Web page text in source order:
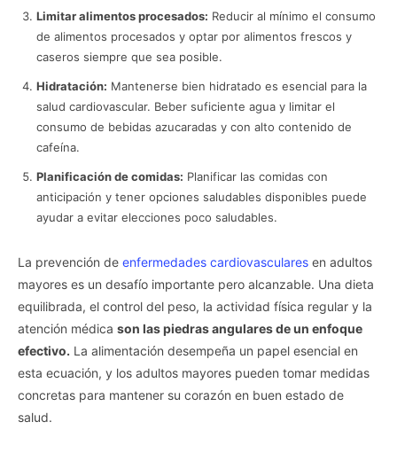
Limitar alimentos procesados: Reducir al mínimo el consumo
de alimentos procesados y optar por alimentos frescos y
caseros siempre que sea posible.
Hidratación: Mantenerse bien hidratado es esencial para la
salud cardiovascular. Beber suficiente agua y limitar el
consumo de bebidas azucaradas y con alto contenido de
cafeína.
Planificación de comidas: Planificar las comidas con
anticipación y tener opciones saludables disponibles puede
ayudar a evitar elecciones poco saludables.
La prevención de enfermedades cardiovasculares en adultos
mayores es un desafío importante pero alcanzable. Una dieta
equilibrada, el control del peso, la actividad física regular y la
atención médica son las piedras angulares de un enfoque
efectivo. La alimentación desempeña un papel esencial en
esta ecuación, y los adultos mayores pueden tomar medidas
concretas para mantener su corazón en buen estado de
salud.